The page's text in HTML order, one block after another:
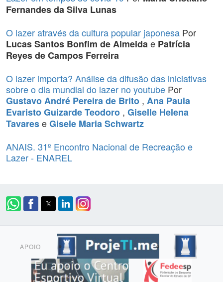
Fernandes da Silva Lunas
O lazer através da cultura popular japonesa Por
Lucas Santos Bonfim de Almeidae Patrícia
Reyes de Campos Ferreira
O lazer importa? Análise da difusão das iniciativas
sobre o dia mundial do lazer no youtube Por
Gustavo André Pereira de Brito , Ana Paula
Evaristo Guizarde Teodoro , Giselle Helena
TavareseGisele Maria Schwartz
ANAIS. 31º Encontro Nacional de Recreação e
Lazer - ENAREL
APOIO